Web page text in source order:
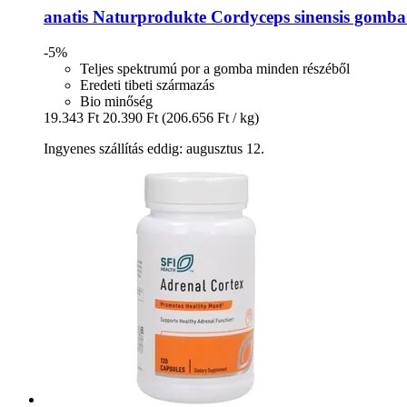
anatis Naturprodukte Cordyceps sinensis
-5%
Teljes spektrumú por a gomba minden részéből
Eredeti tibeti származás
Bio minőség
19.343 Ft 20.390 Ft (206.656 Ft / kg)
Ingyenes szállítás eddig: augusztus 12.